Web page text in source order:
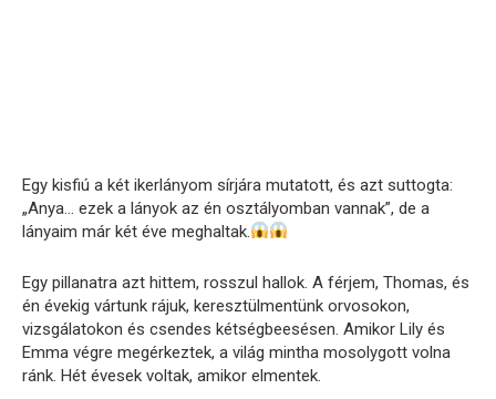
Egy kisfiú a két ikerlányom sírjára mutatott, és azt suttogta:
„Anya… ezek a lányok az én osztályomban vannak”, de a
lányaim már két éve meghaltak.
Egy pillanatra azt hittem, rosszul hallok. A férjem, Thomas, és
én évekig vártunk rájuk, keresztülmentünk orvosokon,
vizsgálatokon és csendes kétségbeesésen. Amikor Lily és
Emma végre megérkeztek, a világ mintha mosolygott volna
ránk. Hét évesek voltak, amikor elmentek.